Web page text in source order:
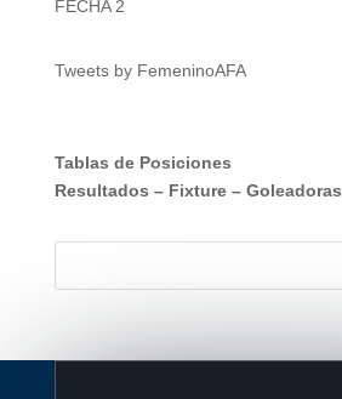
FECHA 2
Tweets by FemeninoAFA
Tablas de Posiciones
Resultados – Fixture– Goleadoras